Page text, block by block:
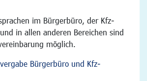
im Bürgerbüro, der Kfz-
in allen anderen Bereichen sind
möglich.
Bürgerbüro und Kfz-